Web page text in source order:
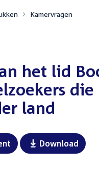
Kamervragen
het lid
land
Download